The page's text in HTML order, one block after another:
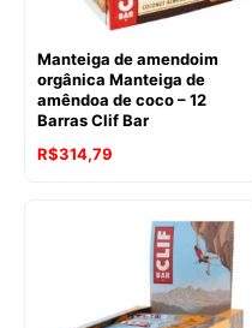
Manteiga de amendoim
orgânica Manteiga de
amêndoa de coco – 12
Barras Clif Bar
O
R$314,79
R$314,79.